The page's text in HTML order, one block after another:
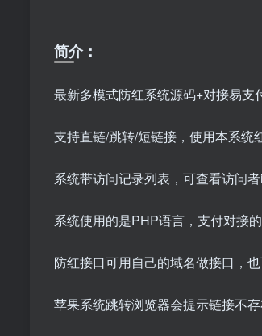
简介：
最新多模式防红系统源码+对接易支
支持直链/跳转/短链接，使用本系统
系统带访问记录列表，可查看访问
系统使用的是PHP语言，支付对接
防红接口可用自己的域名做接口，
苹果系统跳转浏览器会提示链接不